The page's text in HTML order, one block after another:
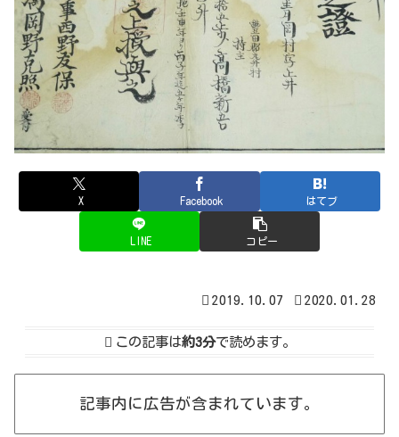
X Facebook はてブ
LINE コピー
2019.10.07 2020.01.28
この記事は約3分で読めます。
記事内に広告が含まれています。